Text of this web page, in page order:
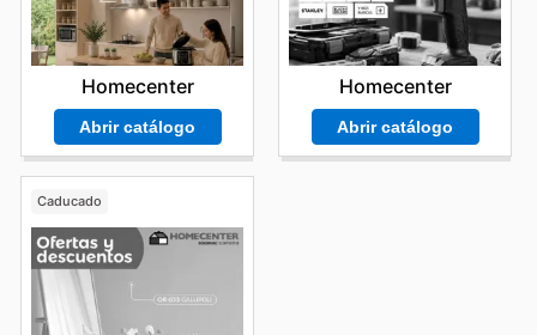
Homecenter
Abrir catálogo
Homecenter
Abrir catálogo
Caducado